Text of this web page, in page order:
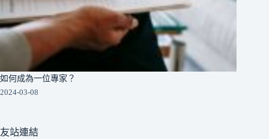
如何成為一位專家？
2024-03-08
友站連結